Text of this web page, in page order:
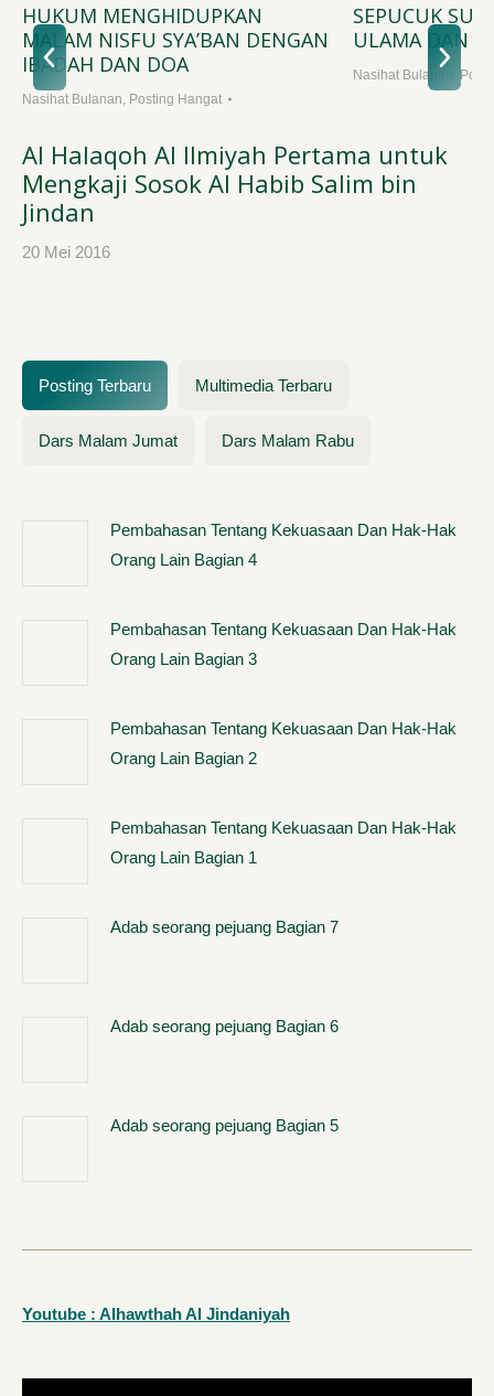
HUKUM MENGHIDUPKAN
MALAM NISFU SYA’BAN DENGAN
IBADAH DAN DOA
Nasihat Bulanan Posting Hangat
SEPUCUK
ULAMA DAN
Nasihat Bulanan
Al Halaqoh Al Ilmiyah Pertama untuk
Mengkaji Sosok Al Habib Salim bin
Jindan
20 Mei 2016
Posting Terbaru Multimedia Terbaru
Dars Malam Jumat Dars Malam Rabu
Pembahasan Tentang Kekuasaan Dan Hak-Hak
Orang Lain Bagian 4
Pembahasan Tentang Kekuasaan Dan Hak-Hak
Orang Lain Bagian 3
Pembahasan Tentang Kekuasaan Dan Hak-Hak
Orang Lain Bagian 2
Pembahasan Tentang Kekuasaan Dan Hak-Hak
Orang Lain Bagian 1
Adab seorang pejuang Bagian 7
Adab seorang pejuang Bagian 6
Adab seorang pejuang Bagian 5
Youtube : Alhawthah Al Jindaniyah